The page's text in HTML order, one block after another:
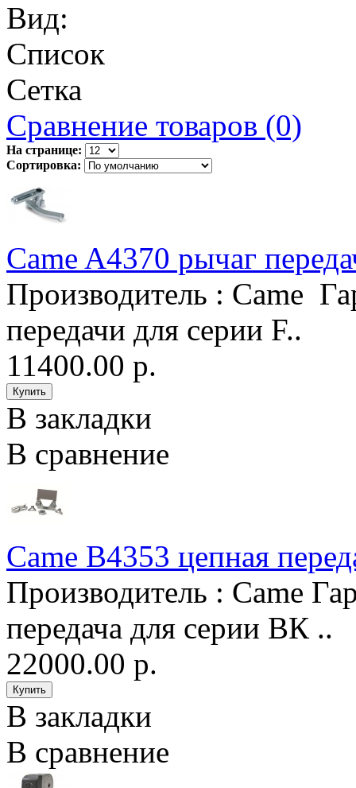
Вид:
Список
Сетка
Сравнение товаров (0)
На странице:
Сортировка:
Came A4370 рычаг
Производитель : Came
передачи для серии F..
11400.00 р.
В закладки
В сравнение
Came B4353 цепная
Производитель : Came
передача для серии ВК ..
22000.00 р.
В закладки
В сравнение